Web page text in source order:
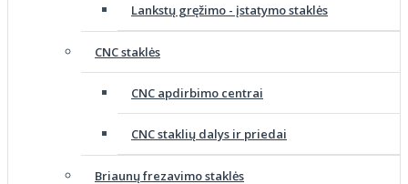
Lankstų gręžimo - įstatymo staklės
CNC staklės
CNC apdirbimo centrai
CNC staklių dalys ir priedai
Briaunų frezavimo staklės